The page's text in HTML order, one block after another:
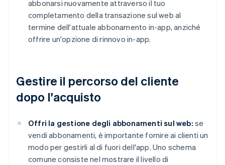
abbonarsi nuovamente attraverso il tuo
completamento della transazione sul web al
termine dell'attuale abbonamento in-app, anziché
offrire un'opzione di rinnovo in-app.
Gestire il percorso del cliente
dopo l'acquisto
Offri la gestione degli abbonamenti sul web: se
vendi abbonamenti, è importante fornire ai clienti un
modo per gestirli al di fuori dell'app. Uno schema
comune consiste nel mostrare il livello di